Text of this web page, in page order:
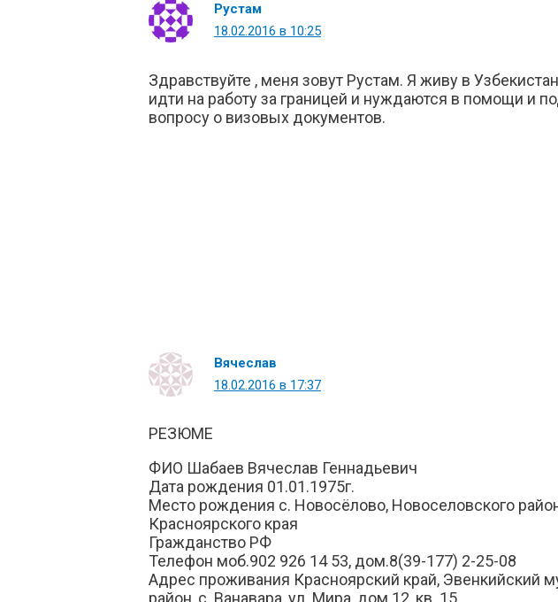
Рустам
18.02.2016 в 10:25
Здравствуйте , меня зовут Рустам. Я живу в
идти на работу за границей и нуждаются в помощи и
вопросу о визовых документов.
Вячеслав
18.02.2016 в 17:37
РЕЗЮМЕ
ФИО Шабаев Вячеслав Геннадьевич
Дата рождения 01.01.1975г.
Место рождения с. Новосёлово, Новоселовского
Красноярского края
Гражданство РФ
Телефон моб.902 926 14 53, дом.8(39-177) 2-25-08
Адрес проживания Красноярский край, Эвенкийский